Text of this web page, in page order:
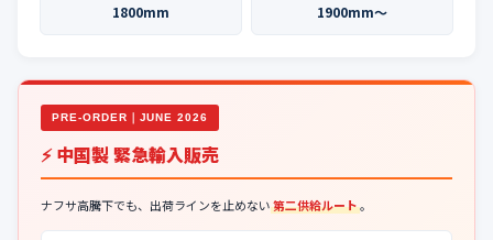
1800mm 1900mm〜
PRE-ORDER｜JUNE 2026
⚡ 中国製 緊急輸入販売
ナフサ高騰下でも、出荷ラインを止めない第二供給ルート。